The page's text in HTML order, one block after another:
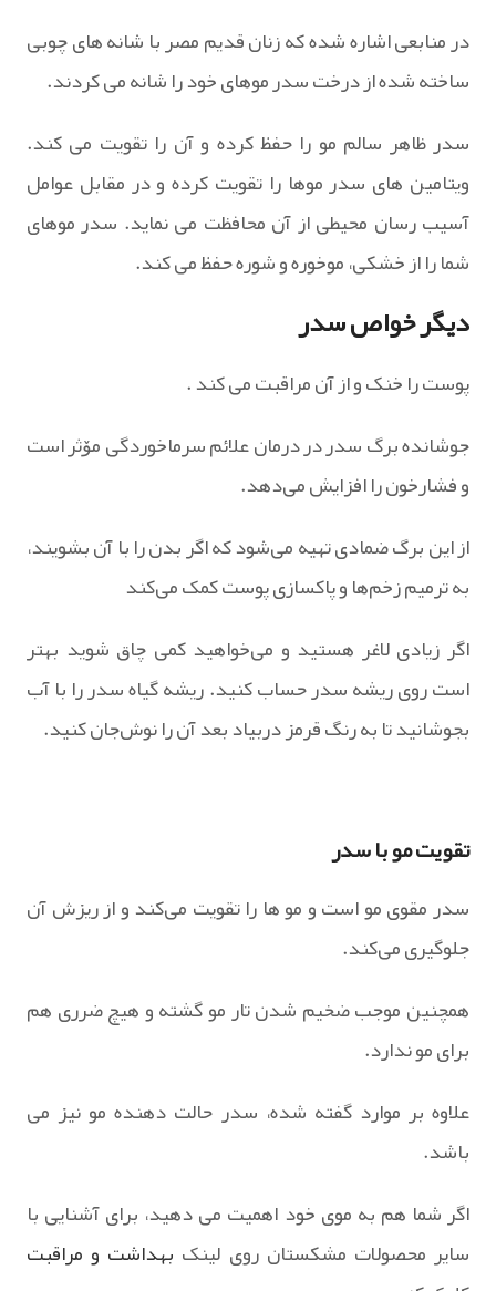
در منابعی اشاره شده که زنان قدیم مصر با شانه های چوبی
ساخته شده از درخت سدر موهای خود را شانه می کردند.
سدر ظاهر سالم مو را حفظ کرده و آن را تقویت می کند.
ویتامین های سدر موها را تقویت کرده و در مقابل عوامل
آسیب رسان محیطی از آن محافظت می نماید. سدر موهای
شما را از خشکی، موخوره و شوره حفظ می کند.
دیگر خواص سدر
پوست را خنک و از آن مراقبت می کند .
جوشانده برگ سدر در درمان علائم سرماخوردگی مۆثر است
و فشارخون را افزایش می‌دهد.
از این برگ ضمادی تهیه می‌شود که اگر بدن را با آن بشویند،
به ترمیم زخم‌ها و پاکسازی پوست کمک می‌کند
اگر زیادی لاغر هستید و می‌خواهید کمی چاق شوید بهتر
است روی ریشه سدر حساب کنید. ریشه گیاه سدر را با آب
بجوشانید تا به رنگ قرمز دربیاد بعد آن را نوش‌جان کنید.
تقویت مو با سدر
سدر مقوی مو است و مو ها را تقویت می‌کند و از ریزش آن
جلوگیری می‌کند.
همچنین موجب ضخیم شدن تار مو گشته و هیچ ضرری هم
برای مو ندارد.
علاوه بر موارد گفته شده، سدر حالت دهنده مو نیز می
باشد.
اگر شما هم به موی خود اهمیت می دهید، برای آشنایی با
سایر محصولات مشکستان روی لینک بهداشت و مراقبت